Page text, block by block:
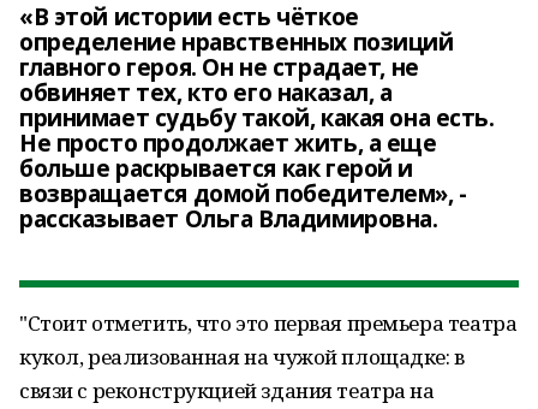
«В этой истории есть чёткое
определение нравственных позиций
главного героя. Он не страдает, не
обвиняет тех, кто его наказал, а
принимает судьбу такой, какая она есть.
Не просто продолжает жить, а еще
больше раскрывается как герой и
возвращается домой победителем», -
рассказывает Ольга Владимировна.
"Стоит отметить, что это первая премьера театра
кукол, реализованная на чужой площадке: в
связи с реконструкцией здания театра на